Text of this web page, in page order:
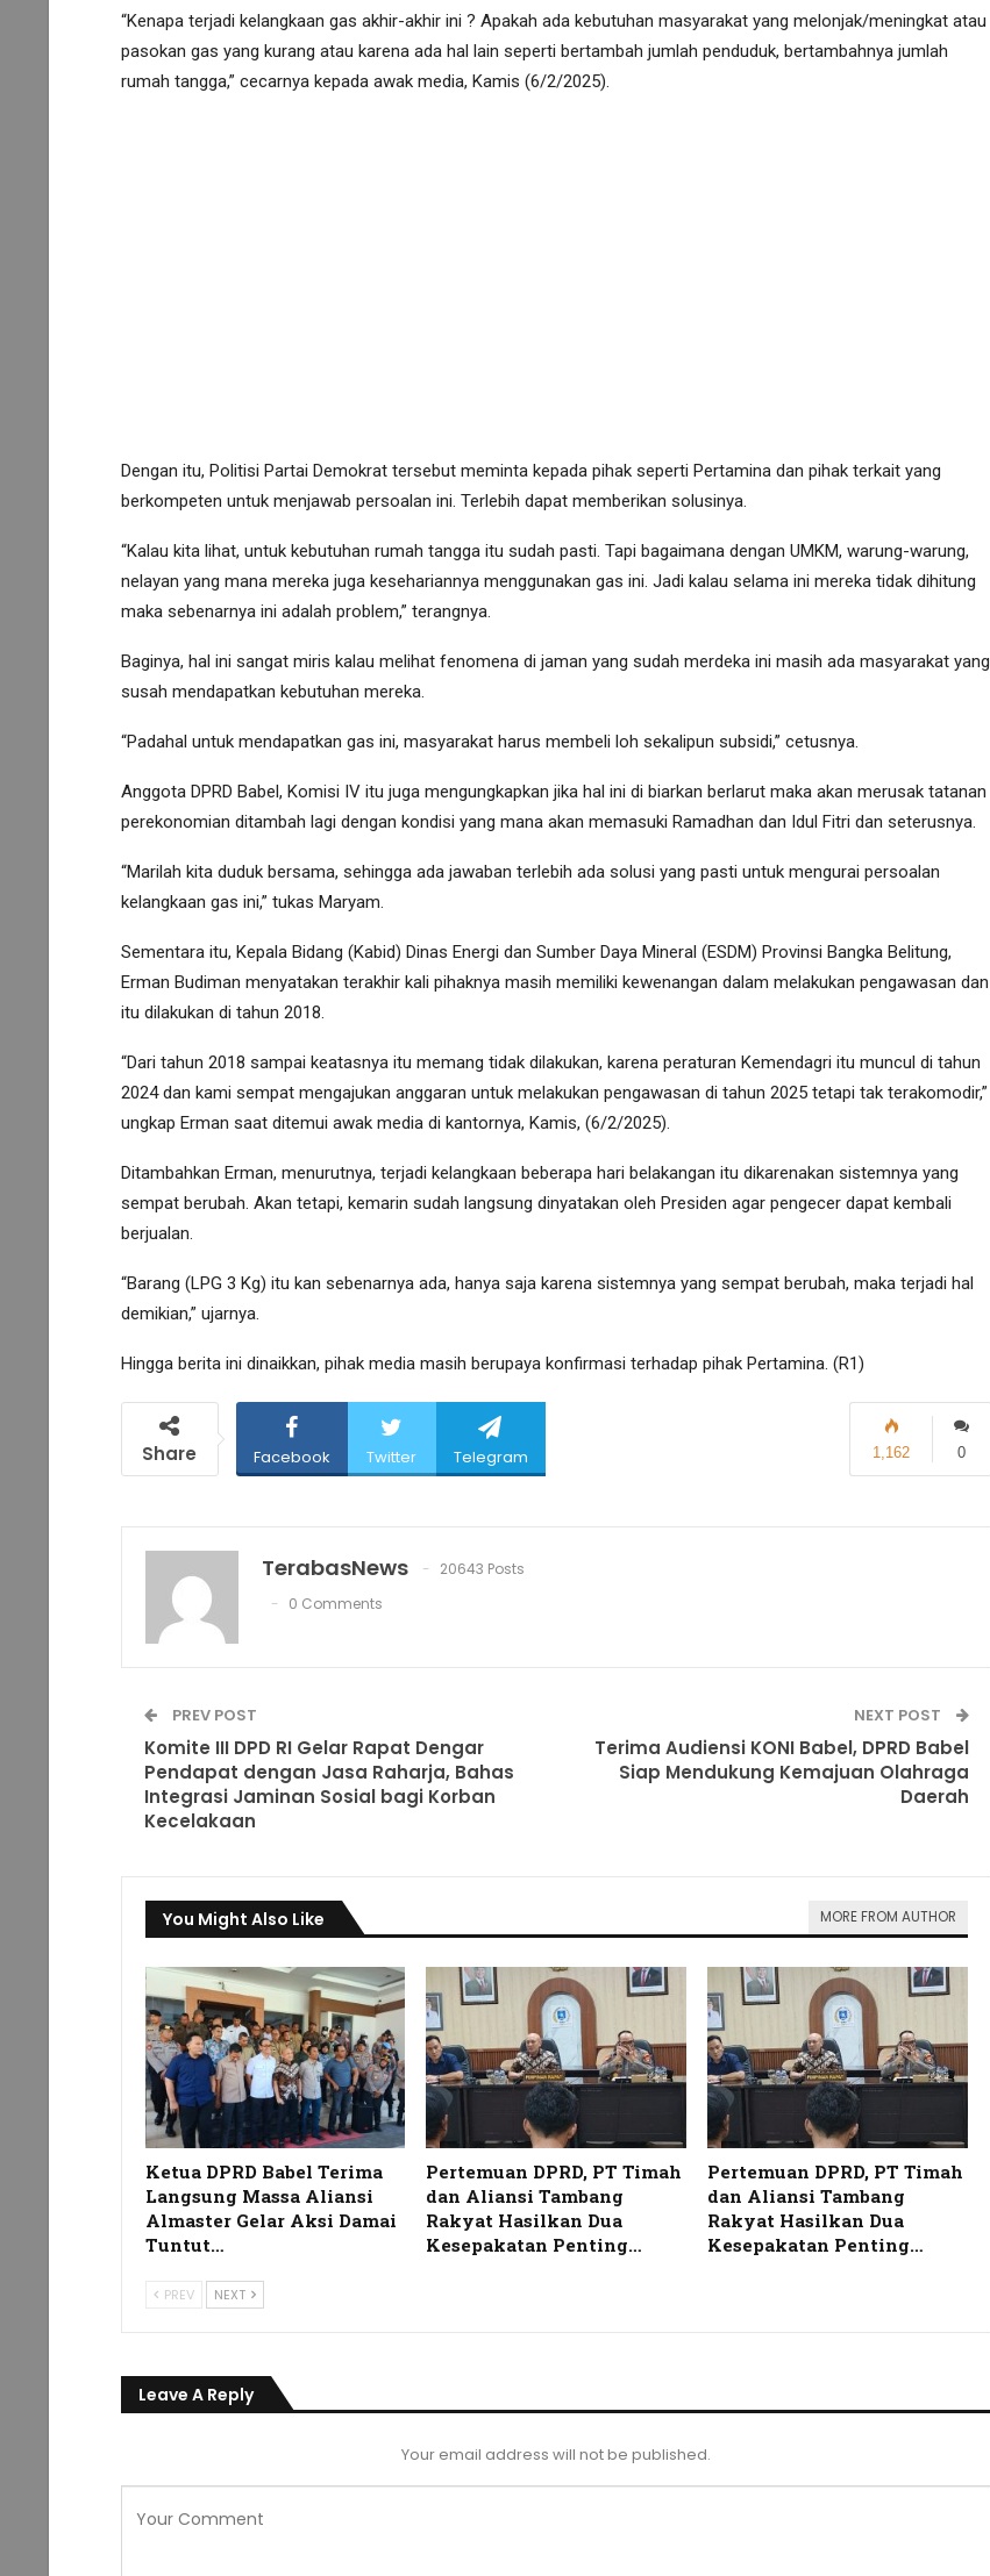
“Kenapa terjadi kelangkaan gas akhir-akhir ini ? Apakah ada kebutuhan masyarakat yang melonjak/meningkat atau
pasokan gas yang kurang atau karena ada hal lain seperti bertambah jumlah penduduk, bertambahnya jumlah
rumah tangga,” cecarnya kepada awak media, Kamis (6/2/2025).
Dengan itu, Politisi Partai Demokrat tersebut meminta kepada pihak seperti Pertamina dan pihak terkait yang
berkompeten untuk menjawab persoalan ini. Terlebih dapat memberikan solusinya.
“Kalau kita lihat, untuk kebutuhan rumah tangga itu sudah pasti. Tapi bagaimana dengan UMKM, warung-warung,
nelayan yang mana mereka juga kesehariannya menggunakan gas ini. Jadi kalau selama ini mereka tidak dihitung
maka sebenarnya ini adalah problem,” terangnya.
Baginya, hal ini sangat miris kalau melihat fenomena di jaman yang sudah merdeka ini masih ada masyarakat yang
susah mendapatkan kebutuhan mereka.
“Padahal untuk mendapatkan gas ini, masyarakat harus membeli loh sekalipun subsidi,” cetusnya.
Anggota DPRD Babel, Komisi IV itu juga mengungkapkan jika hal ini di biarkan berlarut maka akan merusak tatanan
perekonomian ditambah lagi dengan kondisi yang mana akan memasuki Ramadhan dan Idul Fitri dan seterusnya.
“Marilah kita duduk bersama, sehingga ada jawaban terlebih ada solusi yang pasti untuk mengurai persoalan
kelangkaan gas ini,” tukas Maryam.
Sementara itu, Kepala Bidang (Kabid) Dinas Energi dan Sumber Daya Mineral (ESDM) Provinsi Bangka Belitung,
Erman Budiman menyatakan terakhir kali pihaknya masih memiliki kewenangan dalam melakukan pengawasan dan
itu dilakukan di tahun 2018.
“Dari tahun 2018 sampai keatasnya itu memang tidak dilakukan, karena peraturan Kemendagri itu muncul di tahun
2024 dan kami sempat mengajukan anggaran untuk melakukan pengawasan di tahun 2025 tetapi tak terakomodir,”
ungkap Erman saat ditemui awak media di kantornya, Kamis, (6/2/2025).
Ditambahkan Erman, menurutnya, terjadi kelangkaan beberapa hari belakangan itu dikarenakan sistemnya yang
sempat berubah. Akan tetapi, kemarin sudah langsung dinyatakan oleh Presiden agar pengecer dapat kembali
berjualan.
“Barang (LPG 3 Kg) itu kan sebenarnya ada, hanya saja karena sistemnya yang sempat berubah, maka terjadi hal
demikian,” ujarnya.
Hingga berita ini dinaikkan, pihak media masih berupaya konfirmasi terhadap pihak Pertamina. (R1)
0
1,162
Share Facebook Twitter Telegram
TerabasNews
20643 Posts
0 Comments
PREV POST
Komite III DPD RI Gelar Rapat Dengar
Pendapat dengan Jasa Raharja, Bahas
Integrasi Jaminan Sosial bagi Korban
Kecelakaan
NEXT POST
Terima Audiensi KONI Babel, DPRD Babel
Siap Mendukung Kemajuan Olahraga
Daerah
You Might Also Like MORE FROM AUTHOR
Ketua DPRD Babel Terima
Langsung Massa Aliansi
Almaster Gelar Aksi Damai
Tuntut…
Pertemuan DPRD, PT Timah
dan Aliansi Tambang
Rakyat Hasilkan Dua
Kesepakatan Penting…
Pertemuan DPRD, PT Timah
dan Aliansi Tambang
Rakyat Hasilkan Dua
Kesepakatan Penting…
PREV NEXT
Leave A Reply
Your email address will not be published.